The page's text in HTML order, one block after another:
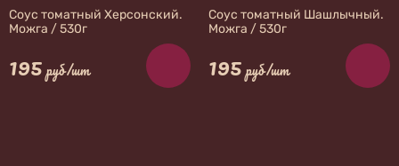
Соус томатный Херсонский.
Можга / 530г
195 руб/шт
Соус томатный Шашлычный.
Можга / 530г
195 руб/шт